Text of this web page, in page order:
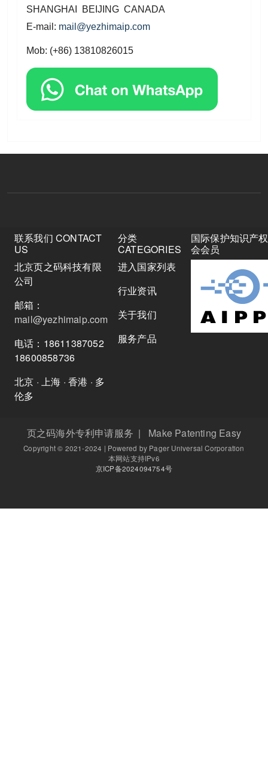
SHANGHAI BEIJING CANADA
E-mail: mail@yezhimaip.com
Mob: (+86) 13810826015
联系我们 CONTACT
US
北京页之码科技有限
公司
邮箱：
mail@yezhimaip.com
电话：18611387052
18600858736
北京 · 上海 · 香港 · 多
伦多
分类
CATEGORIES
进入国家列表
行业资讯
关于我们
服务产品
国际保护知识产
会会员
页之码海外专利申请服务 | Make Patenting Easy
Copyright © 2021-2024 | Powered by Pager Universal Corporation
本网站支持IPv6
京ICP备2024094754号